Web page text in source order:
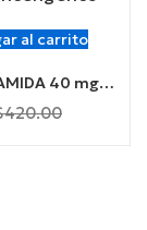
al carrito
ENZALUTAMIDA 40 mg (Enzamide) x 56 Cápsulas
420.00Original